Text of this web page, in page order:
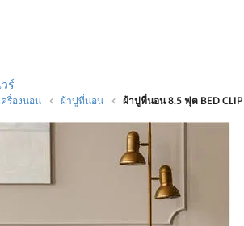
ร์
ครื่องนอน ผ้าปูที่นอน ผ้าปูที่นอน 8.5 ฟุต BED CLIP